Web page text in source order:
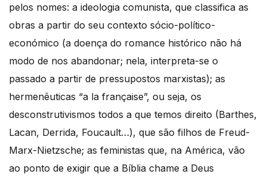
pelos nomes: a ideologia comunista, que classifica as
obras a partir do seu contexto sócio-político-
económico (a doença do romance histórico não há
modo de nos abandonar; nela, interpreta-se o
passado a partir de pressupostos marxistas); as
hermenêuticas “a la française”, ou seja, os
desconstrutivismos todos a que temos direito (Barthes,
Lacan, Derrida, Foucault…), que são filhos de Freud-
Marx-Nietzsche; as feministas que, na América, vão
ao ponto de exigir que a Bíblia chame a Deus